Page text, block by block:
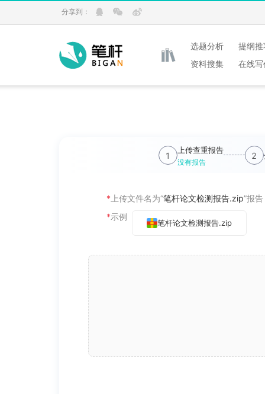
分享到：
选题分析
提纲推
资料搜集
在线写
1
上传查重报告
没有报告
2
* 上传文件名为“笔杆论文检测报告.zip”报
*示例
笔杆论文检测报告.zip